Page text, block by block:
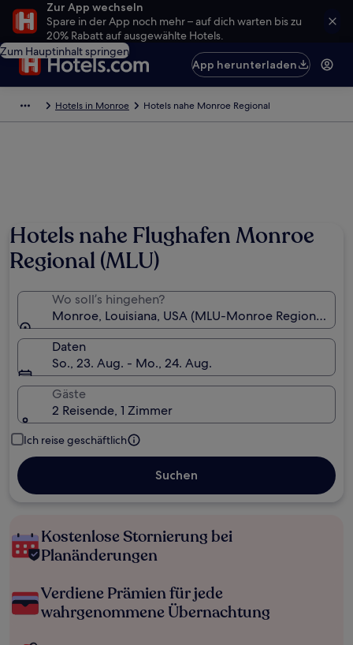
Zur App wechseln
Spare in der App noch mehr – auf dich warten bis zu
20% Rabatt auf ausgewählte Hotels.
Zum Hauptinhalt springen
App herunterladen
Hotels in Monroe Hotels nahe Monroe Regional
Hotels nahe Flughafen Monroe
Regional (MLU)
Wo soll’s hingehen?
Monroe, Louisiana, USA (MLU-Monroe Regional)
Daten
So., 23. Aug. - Mo., 24. Aug.
Gäste
2 Reisende, 1 Zimmer
Ich reise geschäftlich
Suchen
Kostenlose Stornierung bei
Planänderungen
Verdiene Prämien für jede
wahrgenommene Übernachtung